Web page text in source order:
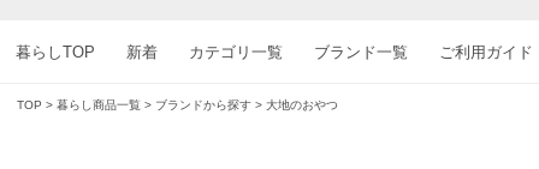
暮らしTOP 新着 カテゴリ一覧 ブランド一覧 ご利用ガイド
TOP 暮らし商品一覧 ブランドから探す 大地のおやつ